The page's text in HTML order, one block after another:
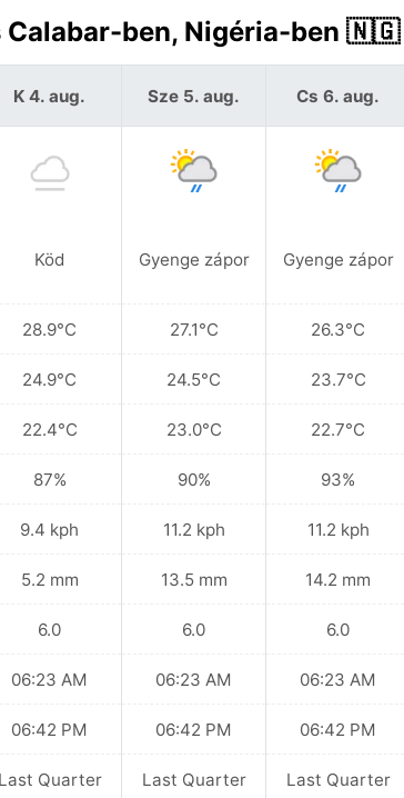
Calabar-ben, Nigéria-ben 🇳🇬
K 4. aug.
Köd
28.9°C
24.9°C
22.4°C
87%
9.4 kph
5.2 mm
6.0
06:23 AM
06:42 PM
Last Quarter
Sze 5. aug.
Gyenge zápor
27.1°C
24.5°C
23.0°C
90%
11.2 kph
13.5 mm
6.0
06:23 AM
06:42 PM
Last Quarter
Cs 6. aug.
Gyenge zápor
26.3°C
23.7°C
22.7°C
93%
11.2 kph
14.2 mm
6.0
06:23 AM
06:42 PM
Last Quarter